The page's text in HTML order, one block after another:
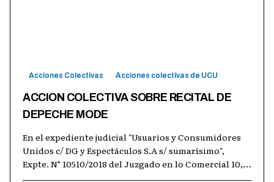
Acciones Colectivas Acciones colectivas de UCU
ACCION COLECTIVA SOBRE RECITAL DE
DEPECHE MODE
En el expediente judicial "Usuarios y Consumidores
Unidos c/ DG y Espectáculos S.A s/ sumarísimo",
Expte. N° 10510/2018 del Juzgado en lo Comercial 10,